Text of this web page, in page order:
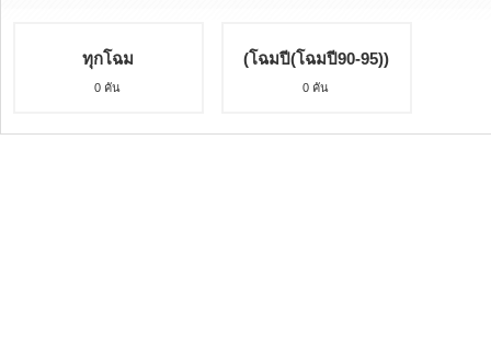
ทุกโฉม
0 คัน
(โฉมปี(โฉมปี90-95))
0 คัน